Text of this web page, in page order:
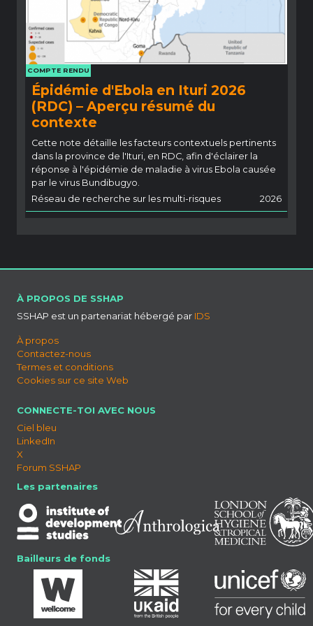
COMPTE RENDU
Épidémie d'Ebola en Ituri 2026
(RDC) – Aperçu résumé du
contexte
Cette note détaille les facteurs contextuels pertinents
dans la province de l'Ituri, en RDC, afin d'éclairer la
réponse à l'épidémie de maladie à virus Ebola causée
par le virus Bundibugyo.
Réseau de recherche sur les multi-risques
2026
À PROPOS DE SSHAP
SSHAP est un partenariat hébergé par IDS
À propos
Contactez-nous
Termes et conditions
Cookies sur ce site Web
CONNECTE-TOI AVEC NOUS
Ciel bleu
LinkedIn
X
Forum SSHAP
Les partenaires
Bailleurs de fonds